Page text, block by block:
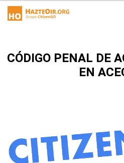
CÓDIGO PENAL DE
EN